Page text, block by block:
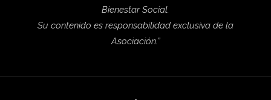
Bienestar Social.
Su contenido es responsabilidad exclusiva de la
Asociación.”